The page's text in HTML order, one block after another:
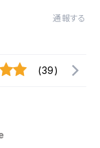
通報する
(39)